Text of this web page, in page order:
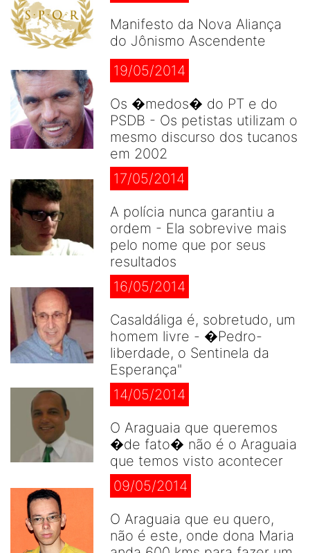
Manifesto da Nova Aliança
do Jônismo Ascendente
19/05/2014
Os �medos� do PT e do
PSDB - Os petistas utilizam o
mesmo discurso dos tucanos
em 2002
17/05/2014
A polícia nunca garantiu a
ordem - Ela sobrevive mais
pelo nome que por seus
resultados
16/05/2014
Casaldáliga é, sobretudo, um
homem livre - �Pedro-
liberdade, o Sentinela da
Esperança"
14/05/2014
O Araguaia que queremos
�de fato� não é o Araguaia
que temos visto acontecer
09/05/2014
O Araguaia que eu quero,
não é este, onde dona Maria